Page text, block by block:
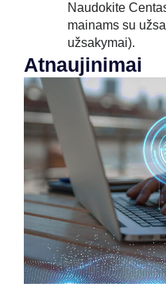
Naudokite
mainams su
užsakymai).
Atnaujinimai